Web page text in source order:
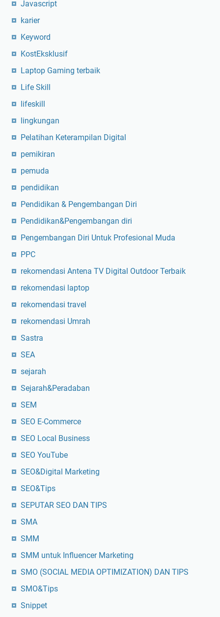
Javascript
karier
Keyword
KostEksklusif
Laptop Gaming terbaik
Life Skill
lifeskill
lingkungan
Pelatihan Keterampilan Digital
pemikiran
pemuda
pendidikan
Pendidikan & Pengembangan Diri
Pendidikan&Pengembangan diri
Pengembangan Diri Untuk Profesional Muda
PPC
rekomendasi Antena TV Digital Outdoor Terbaik
rekomendasi laptop
rekomendasi travel
rekomendasi Umrah
Sastra
SEA
sejarah
Sejarah&Peradaban
SEM
SEO E-Commerce
SEO Local Business
SEO YouTube
SEO&Digital Marketing
SEO&Tips
SEPUTAR SEO DAN TIPS
SMA
SMM
SMM untuk Influencer Marketing
SMO (SOCIAL MEDIA OPTIMIZATION) DAN TIPS
SMO&Tips
Snippet